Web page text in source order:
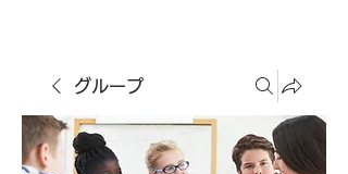
グループ